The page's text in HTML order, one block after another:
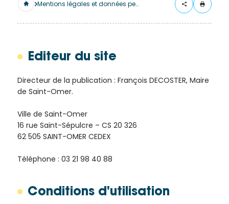
Mentions légales et données personnelles
Editeur du site
Directeur de la publication : François DECOSTER, Maire
de Saint-Omer.
Ville de Saint-Omer
16 rue Saint-Sépulcre – CS 20 326
62 505 SAINT-OMER CEDEX
Téléphone : 03 21 98 40 88
Conditions d'utilisation
merci
recevrez
un lien
intérêt